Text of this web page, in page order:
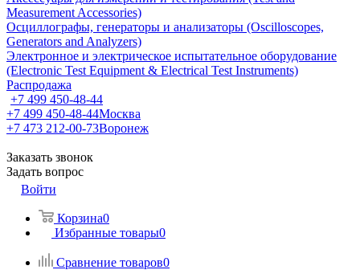
Measurement Accessories)
Осциллографы, генераторы и анализаторы (Oscilloscopes,
Generators and Analyzers)
Электронное и электрическое испытательное оборудование
(Electronic Test Equipment & Electrical Test Instruments)
Распродажа
+7 499 450-48-44
+7 499 450-48-44Москва
+7 473 212-00-73Воронеж
Заказать звонок
Задать вопрос
Войти
Корзина0
Избранные товары0
Сравнение товаров0